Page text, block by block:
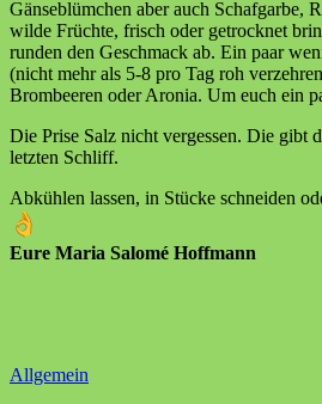
Gänseblümchen aber auch Schafgarbe,
wilde Früchte, frisch oder getrocknet
runden den Geschmack ab. Ein paar
(nicht mehr als 5-8 pro Tag roh
Brombeeren oder Aronia. Um euch ein
Die Prise Salz nicht vergessen. Die gibt
letzten Schliff.
Abkühlen lassen, in Stücke schneiden
Eure Maria Salomé Hoffmann
Allgemein